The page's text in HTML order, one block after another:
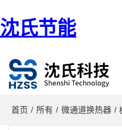
沈氏节能
首页 / 所有 / 微通道换热器 /